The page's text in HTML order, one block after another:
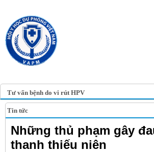
Tư vấn bệnh do vi rút HPV
Tin tức
Những thủ phạm gây
thanh thiếu niên